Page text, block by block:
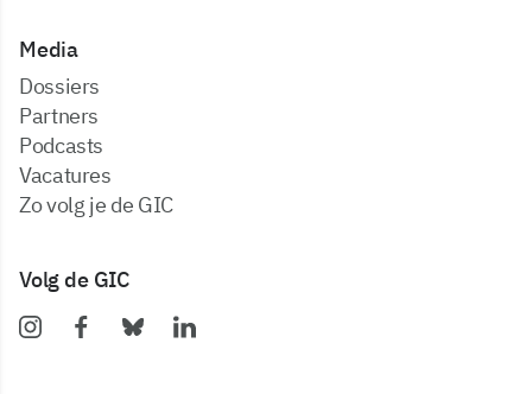
Media
dossiers
partners
podcasts
vacatures
zo volg je de GIC
Volg de GIC